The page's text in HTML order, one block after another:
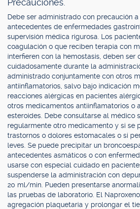
Precauciones.
Debe ser administrado con precaución
antecedentes de enfermedades
supervisión médica rigurosa. Los
coagulación o que reciben terapia con
interfieren con la hemostasis, deben ser
cuidadosamente durante la
administrado conjuntamente con otros
antiinflamatorios, salvo bajo indicación
reacciones alérgicas en pacientes
otros medicamentos antiinflamatorios o
esteroides. Debe consultarse al médico
regularmente otro medicamento y si se
trastornos o dolores estomacales o si
leves. Se puede precipitar un
antecedentes asmáticos o con
usarse con especial cuidado en
suspenderse la administración con
20 ml/min. Pueden presentarse
las pruebas de laboratorio. El
agregación plaquetaria y prolongar el